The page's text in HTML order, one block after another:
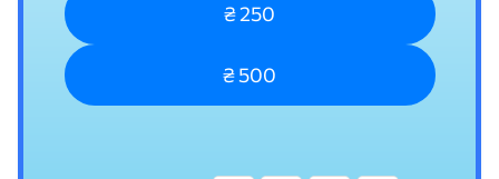
₴ 250
₴ 500